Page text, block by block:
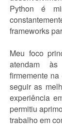
Python é
frameworks
Meu foco
atendam
firmemente
seguir as
experiência
permitiu
trabalho em